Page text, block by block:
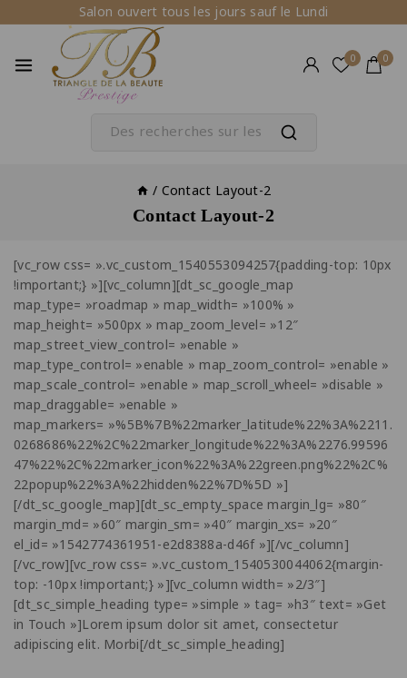
Salon ouvert tous les jours sauf le Lundi
0 0
/ Contact Layout-2
Contact Layout-2
[vc_row css= ».vc_custom_1540553094257{padding-top: 10px
!important;} »][vc_column][dt_sc_google_map
map_type= »roadmap » map_width= »100% »
map_height= »500px » map_zoom_level= »12″
map_street_view_control= »enable »
map_type_control= »enable » map_zoom_control= »enable »
map_scale_control= »enable » map_scroll_wheel= »disable »
map_draggable= »enable »
map_markers= »%5B%7B%22marker_latitude%22%3A%2211.
0268686%22%2C%22marker_longitude%22%3A%2276.99596
47%22%2C%22marker_icon%22%3A%22green.png%22%2C%
22popup%22%3A%22hidden%22%7D%5D »]
[/dt_sc_google_map][dt_sc_empty_space margin_lg= »80″
margin_md= »60″ margin_sm= »40″ margin_xs= »20″
el_id= »1542774361951-e2d8388a-d46f »][/vc_column]
[/vc_row][vc_row css= ».vc_custom_1540530044062{margin-
top: -10px !important;} »][vc_column width= »2/3″]
[dt_sc_simple_heading type= »simple » tag= »h3″ text= »Get
in Touch »]Lorem ipsum dolor sit amet, consectetur
adipiscing elit. Morbi[/dt_sc_simple_heading]